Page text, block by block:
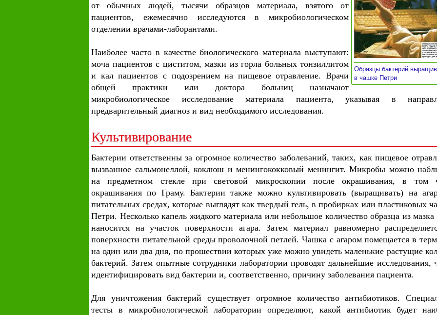
Образцы бактерий
в чашке Петри
от обычных людей, тысячи образцов материала, взятого от
пациентов, ежемесячно исследуются в микробиологическом
отделении врачами-лаборантами.
Наиболее часто в качестве биологического материала выступают:
моча пациентов с циститом, мазки из горла больных тонзиллитом
и кал пациентов с подозрением на пищевое отравление. Врачи
общей практики или доктора больниц назначают
микробиологическое исследование материала пациента, указывая в
предварительный диагноз и вид необходимого исследования.
Культивирование
Бактерии ответственны за огромное количество заболеваний, таких, как пищевое
вызванное сальмонеллой, коклюш и менингококковый менингит. Микробы можно
на предметном стекле при световой микроскопии после окрашивания, в том
окрашивания по Граму. Бактерии также можно культивировать (выращивать) на
питательных средах, которые выглядят как твердый гель, в пробирках или пластиковых
Петри. Несколько капель жидкого материала или небольшое количество образца из мазка
наносится на участок поверхности агара. Затем материал равномерно
поверхности питательной среды проволочной петлей. Чашка с агаром помещается в
на один или два дня, по прошествии которых уже можно увидеть маленькие растущие
бактерий. Затем опытные сотрудники лаборатории проводят дальнейшие исследования,
идентифицировать вид бактерии и, соответственно, причину заболевания пациента.
Для уничтожения бактерий существует огромное количество антибиотиков.
тесты в микробиологической лаборатории определяют, какой антибиотик будет